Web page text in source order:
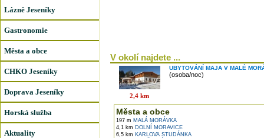
Lázně Jeseníky
Gastronomie
Města a obce
CHKO Jeseníky
Doprava Jeseníky
Horská služba
Aktuality
V okolí najdete ...
2,4 km
UBYTOVÁNÍ MAJA V MALÉ
(osoba/noc)
Města a obce
197 m MALÁ MORÁVKA
4,1 km DOLNÍ MORAVICE
6,5 km KARLOVA STUDÁNKA